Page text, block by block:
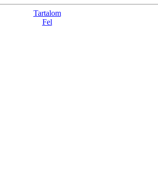
Tartalom
Fel